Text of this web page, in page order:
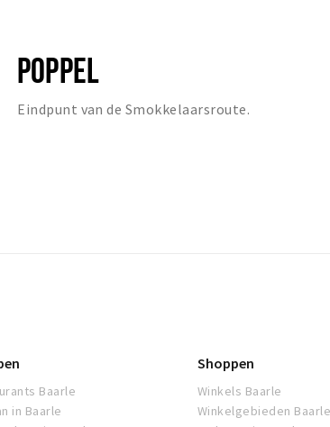
POPPEL
Eindpunt van de Smokkelaarsroute.
Baarle
in Baarle
Shoppen
Winkels Baarle
Winkelgebieden Baarle